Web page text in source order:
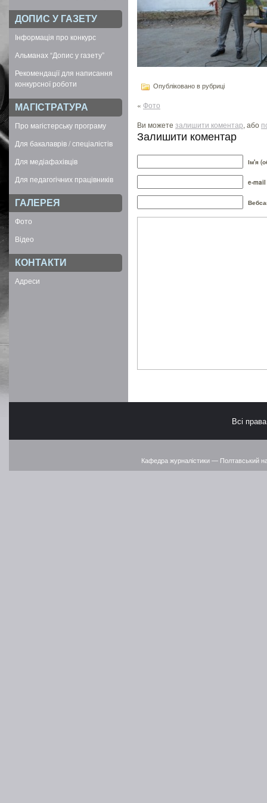
ДОПИС У ГАЗЕТУ
Інформація про конкурс
Альманах “Допис у газету”
Рекомендації для написання
конкурсної роботи
МАГІСТРАТУРА
Про магістерську програму
Для бакалаврів / спеціалістів
Для медіафахівців
Для педагогічних працівників
ГАЛЕРЕЯ
Фото
Відео
КОНТАКТИ
Адреси
Опубліковано в рубриці
« Фото
Ви можете залишити коментар, або
Залишити коментар
Ім'я
e-mail
Всі
Кафедра журналістики — Полтавський